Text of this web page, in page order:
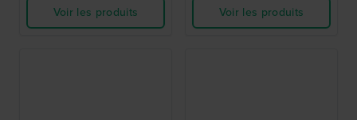
Voir les produits
Voir les produits